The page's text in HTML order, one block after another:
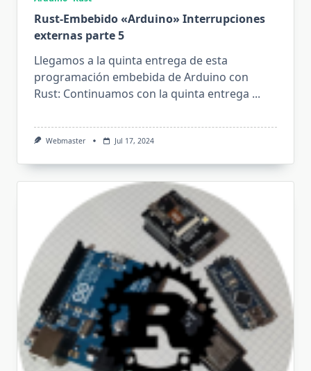
Rust-Embebido «Arduino» Interrupciones
externas parte 5
Llegamos a la quinta entrega de esta
programación embebida de Arduino con
Rust: Continuamos con la quinta entrega ...
Webmaster Jul 17, 2024